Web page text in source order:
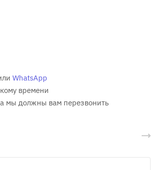
WhatsApp
времени
мы должны вам перезвонить